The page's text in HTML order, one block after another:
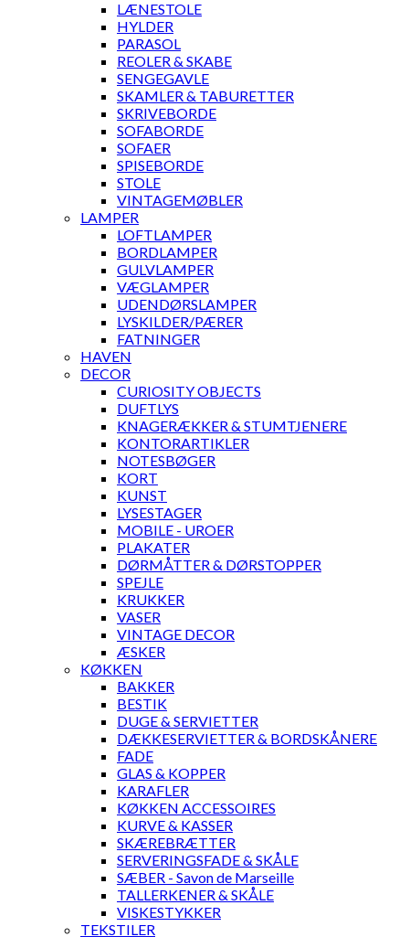
LÆNESTOLE
HYLDER
PARASOL
REOLER & SKABE
SENGEGAVLE
SKAMLER & TABURETTER
SKRIVEBORDE
SOFABORDE
SOFAER
SPISEBORDE
STOLE
VINTAGEMØBLER
LAMPER
LOFTLAMPER
BORDLAMPER
GULVLAMPER
VÆGLAMPER
UDENDØRSLAMPER
LYSKILDER/PÆRER
FATNINGER
HAVEN
DECOR
CURIOSITY OBJECTS
DUFTLYS
KNAGERÆKKER & STUMTJENERE
KONTORARTIKLER
NOTESBØGER
KORT
KUNST
LYSESTAGER
MOBILE - UROER
PLAKATER
DØRMÅTTER & DØRSTOPPER
SPEJLE
KRUKKER
VASER
VINTAGE DECOR
ÆSKER
KØKKEN
BAKKER
BESTIK
DUGE & SERVIETTER
DÆKKESERVIETTER & BORDSKÅNERE
FADE
GLAS & KOPPER
KARAFLER
KØKKEN ACCESSOIRES
KURVE & KASSER
SKÆREBRÆTTER
SERVERINGSFADE & SKÅLE
SÆBER - Savon de Marseille
TALLERKENER & SKÅLE
VISKESTYKKER
TEKSTILER